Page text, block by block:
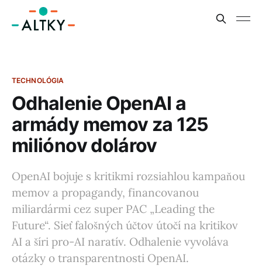
TECHNOLÓGIA
Odhalenie OpenAI a
armády memov za 125
miliónov dolárov
OpenAI bojuje s kritikmi rozsiahlou kampaňou
memov a propagandy, financovanou
miliardármi cez super PAC „Leading the
Future“. Sieť falošných účtov útočí na kritikov
AI a šíri pro-AI naratív. Odhalenie vyvoláva
otázky o transparentnosti OpenAI.